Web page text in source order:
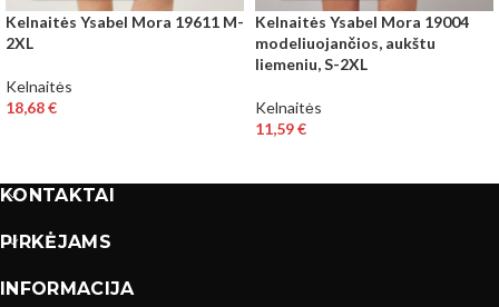
Kelnaitės Ysabel Mora 19611 M-
2XL
Kelnaitės
18,68€
Kelnaitės Ysabel Mora 19004
modeliuojančios, aukštu
liemeniu, S-2XL
Kelnaitės
11,59€
KONTAKTAI
PIRKĖJAMS
INFORMACIJA